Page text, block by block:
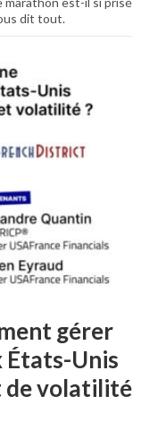
dit tout.
gérer
États-Unis
de volatilité